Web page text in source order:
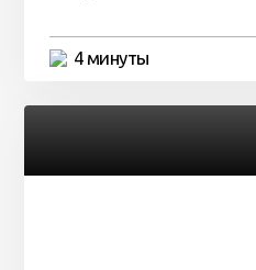
4 минуты